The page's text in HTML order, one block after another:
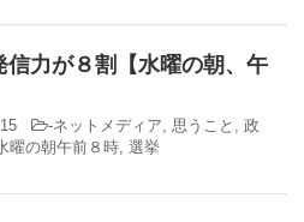
信力が８割【水曜の朝、午
-ネットメディア 思うこと
政
曜の朝午前８時 選挙